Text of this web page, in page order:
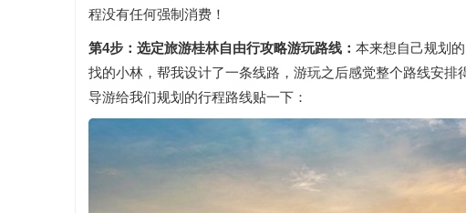
程没有任何强制消费！
第4步：选定旅游桂林自由行攻略游玩路线： 本来想自己规划
找的小林，帮我设计了一条线路，游玩之后感觉整个路线安
导游给我们规划的行程路线贴一下：